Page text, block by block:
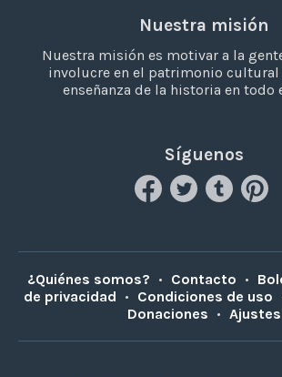
Nuestra misión
Nuestra misión es motivar a la
involucre en el patrimonio cultural
enseñanza de la historia en todo
Síguenos
¿Quiénes somos? • Contacto •
de privacidad • Condiciones de uso
Donaciones • Ajustes